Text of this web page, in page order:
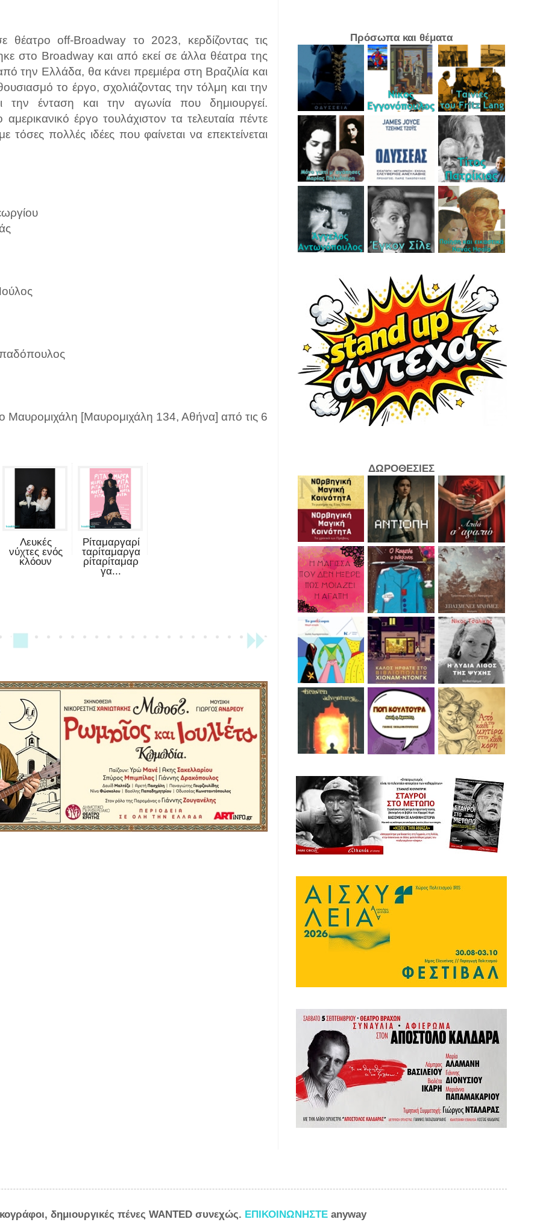
θέατρο off-Broadway το 2023, κερδίζοντας τις
στο Broadway και από εκεί σε άλλα θέατρα της
την Ελλάδα, θα κάνει πρεμιέρα στη Βραζιλία και
το έργο, σχολιάζοντας την τόλμη και την
την ένταση και την αγωνία που δημιουργεί.
έργο τουλάχιστον τα τελευταία πέντε
πολλές ιδέες που φαίνεται να επεκτείνεται
Μαυρομιχάλη [Μαυρομιχάλη 134, Αθήνα] από τις 6
Λευκές
νύχτες ενός
κλόουν
Ρίταμαργαρί
ταρίταμαργα
ρίταρίταμαρ
γα...
Πρόσωπα και θέματα
ΔΩΡΟΘΕΣΙΕΣ
δημιουργικές πένες WANTED συνεχώς. ΕΠΙΚΟΙΝΩΝΗΣΤΕ anyway